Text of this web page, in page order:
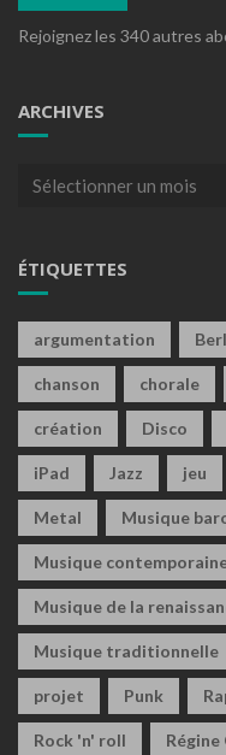
Rejoignez les 340 autres
ARCHIVES
Archives
ÉTIQUETTES
argumentation
chanson chorale
création Disco
iPad Jazz jeu
Metal Musique
Musique
Musique de la
Musique traditionnelle
projet Punk
Rock 'n' roll Régine